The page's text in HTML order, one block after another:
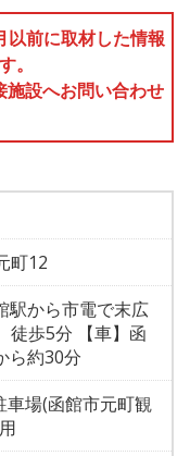
前に取材した情報
。
施設へお問い合わせ
町12
駅から市電で末広
徒歩5分 【車】函
ら約30分
車場(函館市元町観